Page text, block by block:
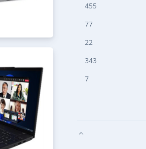
455
77
22
343
7